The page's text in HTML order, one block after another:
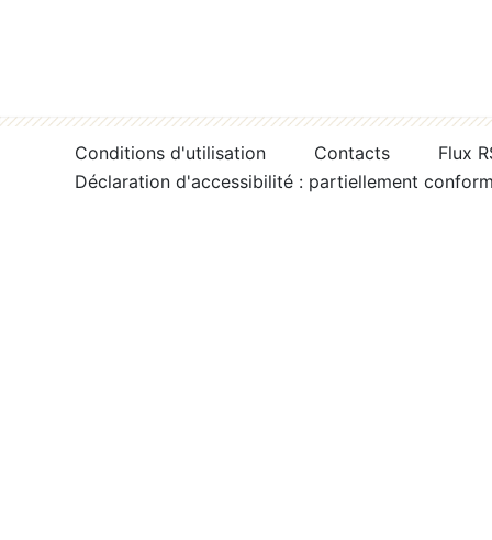
Conditions d'utilisation Contacts
Flux
Déclaration d'accessibilité : partiellement